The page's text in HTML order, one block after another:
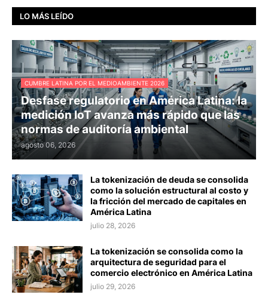
LO MÁS LEÍDO
CUMBRE LATINA POR EL MEDIOAMBIENTE 2026
Desfase regulatorio en América Latina: la
medición IoT avanza más rápido que las
normas de auditoría ambiental
agosto 06, 2026
La tokenización de deuda se consolida
como la solución estructural al costo y
la fricción del mercado de capitales en
América Latina
julio 28, 2026
La tokenización se consolida como la
arquitectura de seguridad para el
comercio electrónico en América Latina
julio 29, 2026